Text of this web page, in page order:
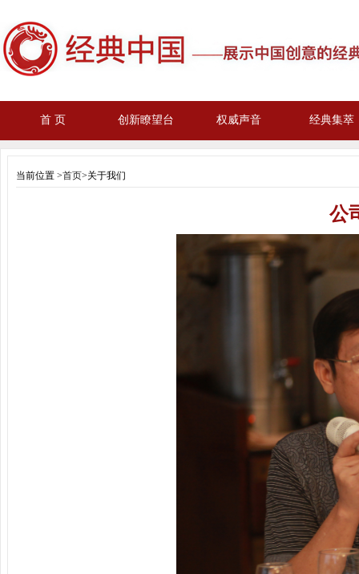
首 页 创新瞭望台 权威声音 经典集萃
当前位置 >首页>关于我们
公